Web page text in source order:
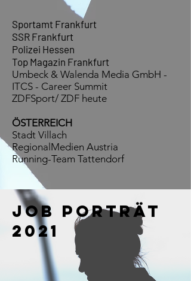
Sportamt Frankfurt
SSR Frankfurt
Polizei Hessen
Top Magazin Frankfurt
Umbeck & Walenda Media GmbH -
ITCS - Career Summit
ZDFSport/ ZDF heute
ÖSTERREICH
Stadt Villach
RegionalMedien Austria
Running-Team Tattendorf
Job Porträt
2021